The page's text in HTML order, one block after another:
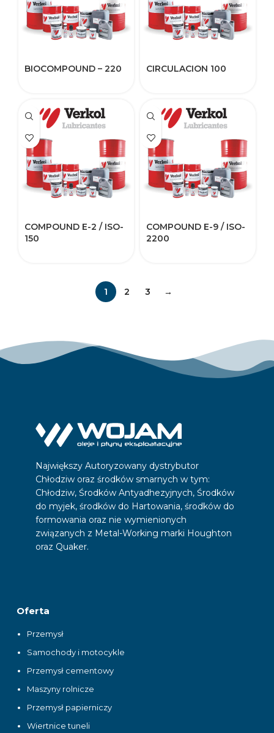
BIOCOMPOUND – 220 CIRCULACION 100
COMPOUND E-2 / ISO-
150
COMPOUND E-9 / ISO-
2200
1 2 3 →
Największy Autoryzowany dystrybutor
Chłodziw oraz środków smarnych w tym:
Chłodziw, Środków Antyadhezyjnych, Środków
do myjek, środków do Hartowania, środków do
formowania oraz nie wymienionych
związanych z Metal-Working marki Houghton
oraz Quaker.
Oferta
Przemysł
Samochody i motocykle
Przemysł cementowy
Maszyny rolnicze
Przemysł papierniczy
Wiertnice tuneli